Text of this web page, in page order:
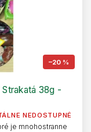
–20 %
38g -
NEDOSTUPNÉ
je mnohostranne